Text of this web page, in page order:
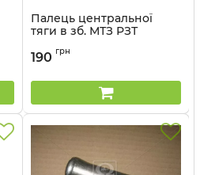
Палець центральної
тяги в зб. МТЗ РЗТ
190 грн